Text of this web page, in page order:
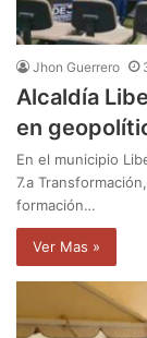
Jhon Guerrero
Alcaldía
en
En el municipio
7.a
formación…
Ver Mas »